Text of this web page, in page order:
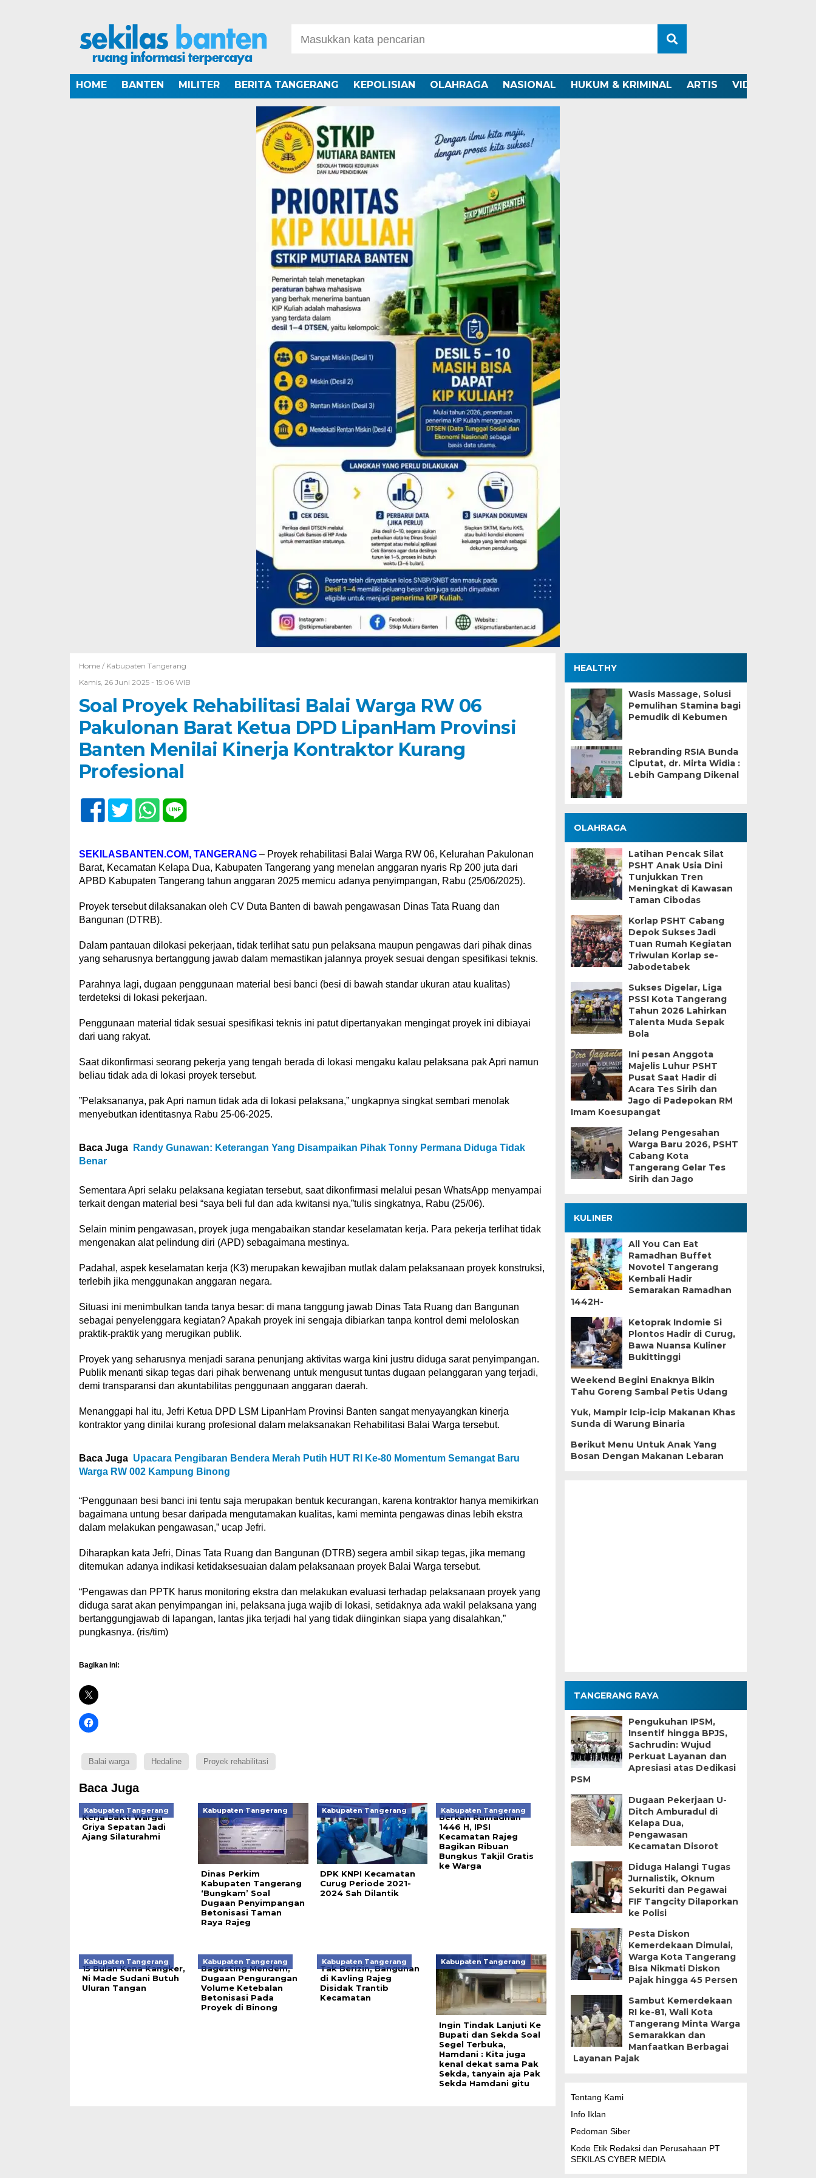
HOME BANTEN MILITER BERITA TANGERANG KEPOLISIAN OLAHRAGA NASIONAL HUKUM & KRIMINAL ARTIS VIDEO
Home / Kabupaten Tangerang
Kamis, 26 Juni 2025 - 15:06 WIB
Soal Proyek Rehabilitasi Balai Warga RW 06
Pakulonan Barat Ketua DPD LipanHam Provinsi
Banten Menilai Kinerja Kontraktor Kurang
Profesional
SEKILASBANTEN.COM, TANGERANG– Proyek rehabilitasi Balai Warga RW 06, Kelurahan Pakulonan
Barat, Kecamatan Kelapa Dua, Kabupaten Tangerang yang menelan anggaran nyaris Rp 200 juta dari
APBD Kabupaten Tangerang tahun anggaran 2025 memicu adanya penyimpangan, Rabu (25/06/2025).
Proyek tersebut dilaksanakan oleh CV Duta Banten di bawah pengawasan Dinas Tata Ruang dan
Bangunan (DTRB).‎
‎Dalam pantauan dilokasi pekerjaan, tidak terlihat satu pun pelaksana maupun pengawas dari pihak dinas
yang seharusnya bertanggung jawab dalam memastikan jalannya proyek sesuai dengan spesifikasi teknis.‎
‎Parahnya lagi, dugaan penggunaan material besi banci (besi di bawah standar ukuran atau kualitas)
terdeteksi di lokasi pekerjaan.
Penggunaan material tidak sesuai spesifikasi teknis ini patut dipertanyakan mengingat proyek ini dibiayai
dari uang rakyat.
‎Saat dikonfirmasi seorang pekerja yang tengah berada di lokasi mengaku kalau pelaksana pak Apri namun
beliau tidak ada di lokasi proyek tersebut.
‎”Pelaksananya, pak Apri namun tidak ada di lokasi pelaksana,” ungkapnya singkat sembari menolak
menyebutkan identitasnya Rabu 25-06-2025.
Baca Juga
Randy Gunawan: Keterangan Yang Disampaikan Pihak Tonny Permana Diduga Tidak
Benar
Sementara Apri selaku pelaksana kegiatan tersebut, saat dikonfirmasi melalui pesan WhatsApp menyampai
terkait dengan material besi “saya beli ful dan ada kwitansi nya,”tulis singkatnya, Rabu (25/06).
‎Selain minim pengawasan, proyek juga mengabaikan standar keselamatan kerja. Para pekerja terlihat tidak
mengenakan alat pelindung diri (APD) sebagaimana mestinya.
Padahal, aspek keselamatan kerja (K3) merupakan kewajiban mutlak dalam pelaksanaan proyek konstruksi,
terlebih jika menggunakan anggaran negara.
‎Situasi ini menimbulkan tanda tanya besar: di mana tanggung jawab Dinas Tata Ruang dan Bangunan
sebagai penyelenggara kegiatan? Apakah proyek ini sengaja dibiarkan tanpa kontrol demi meloloskan
praktik-praktik yang merugikan publik.
‎Proyek yang seharusnya menjadi sarana penunjang aktivitas warga kini justru diduga sarat penyimpangan.
Publik menanti sikap tegas dari pihak berwenang untuk mengusut tuntas dugaan pelanggaran yang terjadi,
demi transparansi dan akuntabilitas penggunaan anggaran daerah.
Menanggapi hal itu, Jefri Ketua DPD LSM LipanHam Provinsi Banten sangat menyayangkan kinerja
kontraktor yang dinilai kurang profesional dalam melaksanakan Rehabilitasi Balai Warga tersebut.
Baca Juga Upacara Pengibaran Bendera Merah Putih HUT RI Ke-80 Momentum Semangat Baru
Warga RW 002 Kampung Binong
“Penggunaan besi banci ini tentu saja merupakan bentuk kecurangan, karena kontraktor hanya memikirkan
bagaimana untung besar daripada mengutamakan kualitas, kami meminta pengawas dinas lebih ekstra
dalam melakukan pengawasan,” ucap Jefri.
Diharapkan kata Jefri, Dinas Tata Ruang dan Bangunan (DTRB) segera ambil sikap tegas, jika memang
ditemukan adanya indikasi ketidaksesuaian dalam pelaksanaan proyek Balai Warga tersebut.
“Pengawas dan PPTK harus monitoring ekstra dan melakukan evaluasi terhadap pelaksanaan proyek yang
diduga sarat akan penyimpangan ini, pelaksana juga wajib di lokasi, setidaknya ada wakil pelaksana yang
bertanggungjawab di lapangan, lantas jika terjadi hal yang tidak diinginkan siapa yang disalahkan,”
pungkasnya. (ris/tim)
Bagikan ini:
Balai warga Hedaline Proyek rehabilitasi
Baca Juga
Kabupaten Tangerang
Kerja Bakti Warga
Griya Sepatan Jadi
Ajang Silaturahmi
Kabupaten Tangerang
Dinas Perkim
Kabupaten Tangerang
‘Bungkam’ Soal
Dugaan Penyimpangan
Betonisasi Taman
Raya Rajeg
Kabupaten Tangerang
DPK KNPI Kecamatan
Curug Periode 2021-
2024 Sah Dilantik
Kabupaten Tangerang
Berkah Ramadhan
1446 H, IPSI
Kecamatan Rajeg
Bagikan Ribuan
Bungkus Takjil Gratis
ke Warga
Kabupaten Tangerang
15 Bulan Kena Kangker,
Ni Made Sudani Butuh
Uluran Tangan
Kabupaten Tangerang
Bagesting Mendem,
Dugaan Pengurangan
Volume Ketebalan
Betonisasi Pada
Proyek di Binong
Kabupaten Tangerang
Tak Berizin, Bangunan
di Kavling Rajeg
Disidak Trantib
Kecamatan
Kabupaten Tangerang
Ingin Tindak Lanjuti Ke
Bupati dan Sekda Soal
Segel Terbuka,
Hamdani : Kita juga
kenal dekat sama Pak
Sekda, tanyain aja Pak
Sekda Hamdani gitu
HEALTHY
Wasis Massage, Solusi
Pemulihan Stamina bagi
Pemudik di Kebumen
Rebranding RSIA Bunda
Ciputat, dr. Mirta Widia :
Lebih Gampang Dikenal
OLAHRAGA
Latihan Pencak Silat
PSHT Anak Usia Dini
Tunjukkan Tren
Meningkat di Kawasan
Taman Cibodas
Korlap PSHT Cabang
Depok Sukses Jadi
Tuan Rumah Kegiatan
Triwulan Korlap se-
Jabodetabek
Sukses Digelar, Liga
PSSI Kota Tangerang
Tahun 2026 Lahirkan
Talenta Muda Sepak
Bola
Ini pesan Anggota
Majelis Luhur PSHT
Pusat Saat Hadir di
Acara Tes Sirih dan
Jago di Padepokan RM
Imam Koesupangat
Jelang Pengesahan
Warga Baru 2026, PSHT
Cabang Kota
Tangerang Gelar Tes
Sirih dan Jago
KULINER
All You Can Eat
Ramadhan Buffet
Novotel Tangerang
Kembali Hadir
Semarakan Ramadhan
1442H-
Ketoprak Indomie Si
Plontos Hadir di Curug,
Bawa Nuansa Kuliner
Bukittinggi
Weekend Begini Enaknya Bikin
Tahu Goreng Sambal Petis Udang
Yuk, Mampir Icip-icip Makanan Khas
Sunda di Warung Binaria
Berikut Menu Untuk Anak Yang
Bosan Dengan Makanan Lebaran
TANGERANG RAYA
Pengukuhan IPSM,
Insentif hingga BPJS,
Sachrudin: Wujud
Perkuat Layanan dan
Apresiasi atas Dedikasi
PSM
Dugaan Pekerjaan U-
Ditch Amburadul di
Kelapa Dua,
Pengawasan
Kecamatan Disorot
Diduga Halangi Tugas
Jurnalistik, Oknum
Sekuriti dan Pegawai
FIF Tangcity Dilaporkan
ke Polisi
Pesta Diskon
Kemerdekaan Dimulai,
Warga Kota Tangerang
Bisa Nikmati Diskon
Pajak hingga 45 Persen
Sambut Kemerdekaan
RI ke-81, Wali Kota
Tangerang Minta Warga
Semarakkan dan
Manfaatkan Berbagai
Layanan Pajak
Tentang Kami
Info Iklan
Pedoman Siber
Kode Etik Redaksi dan Perusahaan PT
SEKILAS CYBER MEDIA